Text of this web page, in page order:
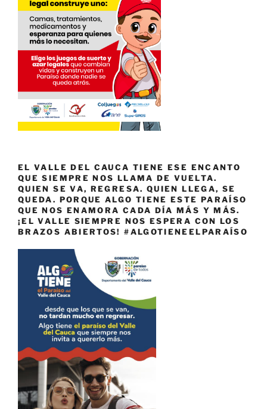
EL VALLE DEL CAUCA TIENE ESE ENCANTO
QUE SIEMPRE NOS LLAMA DE VUELTA.
QUIEN SE VA, REGRESA. QUIEN LLEGA, SE
QUEDA. PORQUE ALGO TIENE ESTE PARAÍSO
QUE NOS ENAMORA CADA DÍA MÁS Y MÁS.
¡EL VALLE SIEMPRE NOS ESPERA CON LOS
BRAZOS ABIERTOS! #ALGOTIENEELPARAÍSO